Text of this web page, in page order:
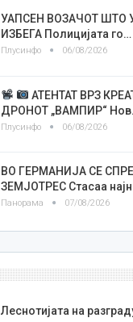
УАПСЕН ВОЗАЧОТ ШТО
ИЗБЕГА Полицијата го…
Плусинфо 06/08/2026
АТЕНТАТ ВРЗ
ДРОНОТ „ВАМПИР“
Плусинфо 06/08/2026
ВО ГЕРМАНИЈА СЕ
ЗЕМЈОТРЕС Стасаа
Панорама 07/08/2026
Леснотијата на